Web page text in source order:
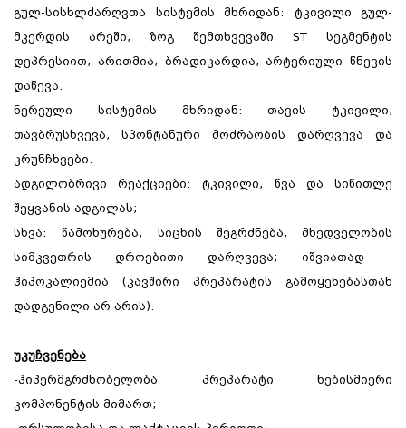
გულ-სისხლძარღვთა სისტემის მხრიდან: ტკივილი გულ-
მკერდის არეში, ზოგ შემთხვევაში ST სეგმენტის
დეპრესიით, არითმია, ბრადიკარდია, არტერიული წნევის
დაწევა.
ნერვული სისტემის მხრიდან: თავის ტკივილი,
თავბრუსხვევა, სპონტანური მოძრაობის დარღვევა და
კრუნჩხვები.
ადგილობრივი რეაქციები: ტკივილი, წვა და სიწითლე
შეყვანის ადგილას;
სხვა: წამოხურება, სიცხის შეგრძნება, მხედველობის
სიმკვეთრის დროებითი დარღვევა; იშვიათად -
ჰიპოკალიემია (კავშირი პრეპარატის გამოყენებასთან
დადგენილი არ არის).
უკუჩვენება
-ჰიპერმგრძნობელობა პრეპარატი ნებისმიერი
კომპონენტის მიმართ;